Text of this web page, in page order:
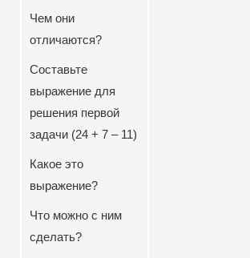
Чем они
отличаются?
Составьте
выражение для
решения первой
задачи (24 + 7 – 11)
Какое это
выражение?
Что можно с ним
сделать?